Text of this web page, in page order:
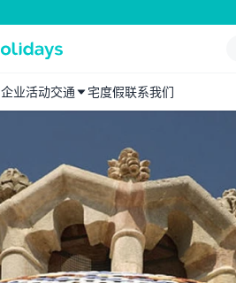
企业活动交通 宅度假联系我们